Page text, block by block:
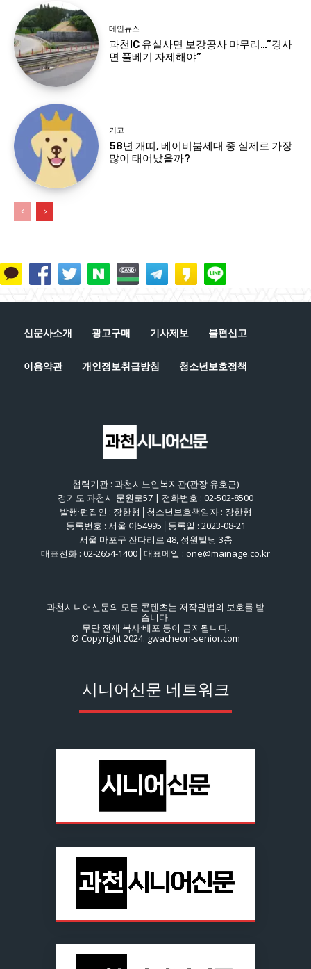
메인뉴스
과천IC 유실사면 보강공사 마무리…”경사
면 풀베기 자제해야”
기고
58년 개띠, 베이비붐세대 중 실제로 가장
많이 태어났을까?
신문사소개 광고구매 기사제보 불편신고
이용약관 개인정보취급방침 청소년보호정책
협력기관 : 과천시노인복지관(관장 유호근)
경기도 과천시 문원로57 | 전화번호 : 02-502-8500
발행·편집인 : 장한형│청소년보호책임자 : 장한형
등록번호 : 서울 아54995│등록일 : 2023-08-21
서울 마포구 잔다리로 48, 정원빌딩 3층
대표전화 : 02-2654-1400│대표메일 : one@mainage.co.kr
과천시니어신문의 모든 콘텐츠는 저작권법의 보호를 받
습니다.
무단 전재·복사·배포 등이 금지됩니다.
© Copyright 2024. gwacheon-senior.com
시니어신문 네트워크